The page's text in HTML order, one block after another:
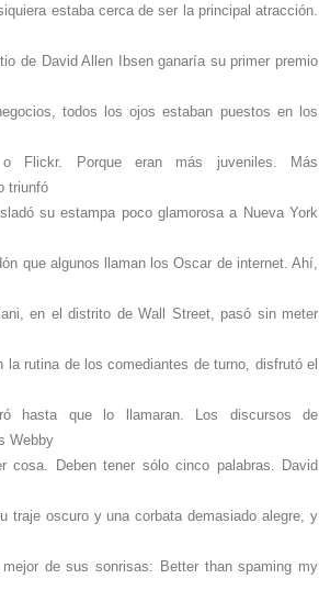
estaba cerca de ser la principal atracción.
de David Allen Ibsen ganaría su primer premio
todos los ojos estaban puestos en los
Flickr. Porque eran más juveniles. Más
triunfó
su estampa poco glamorosa a Nueva York
que algunos llaman los Oscar de internet. Ahí,
en el distrito de Wall Street, pasó sin meter
la rutina de los comediantes de turno, disfrutó el
hasta que lo llamaran. Los discursos de
Webby
cosa. Deben tener sólo cinco palabras. David
traje oscuro y una corbata demasiado alegre, y
de sus sonrisas: Better than spaming my